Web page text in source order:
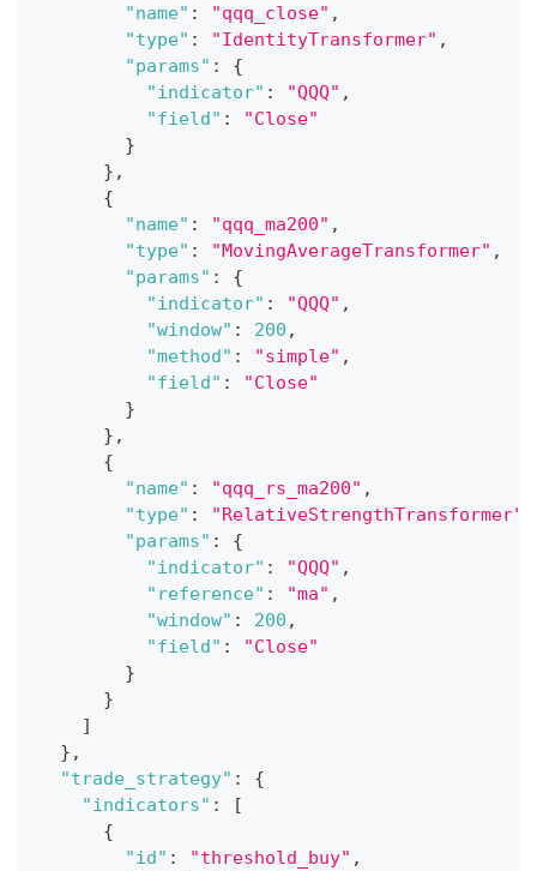
"name" : "qqq_close" ,
"type" : "IdentityTransformer" ,
"params" :
{
"indicator" : "QQQ" ,
"field" :
"Close"
}
} ,
{
"name" : "qqq_ma200" ,
"type" : "MovingAverageTransformer" ,
"params" :
{
"indicator" : "QQQ" ,
"window" : 200 ,
"method" : "simple" ,
"field" :
"Close"
}
} ,
{
"name" : "qqq_rs_ma200" ,
"type" : "RelativeStrengthTransformer"
"params" :
{
"indicator" : "QQQ" ,
"reference" : "ma" ,
"window" : 200 ,
"field" :
"Close"
}
}
]
} ,
"trade_strategy" :
{
"indicators" :
[
{
"id" : "threshold_buy" ,